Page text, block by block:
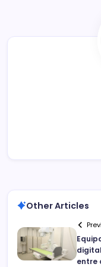
Other Articles
entre